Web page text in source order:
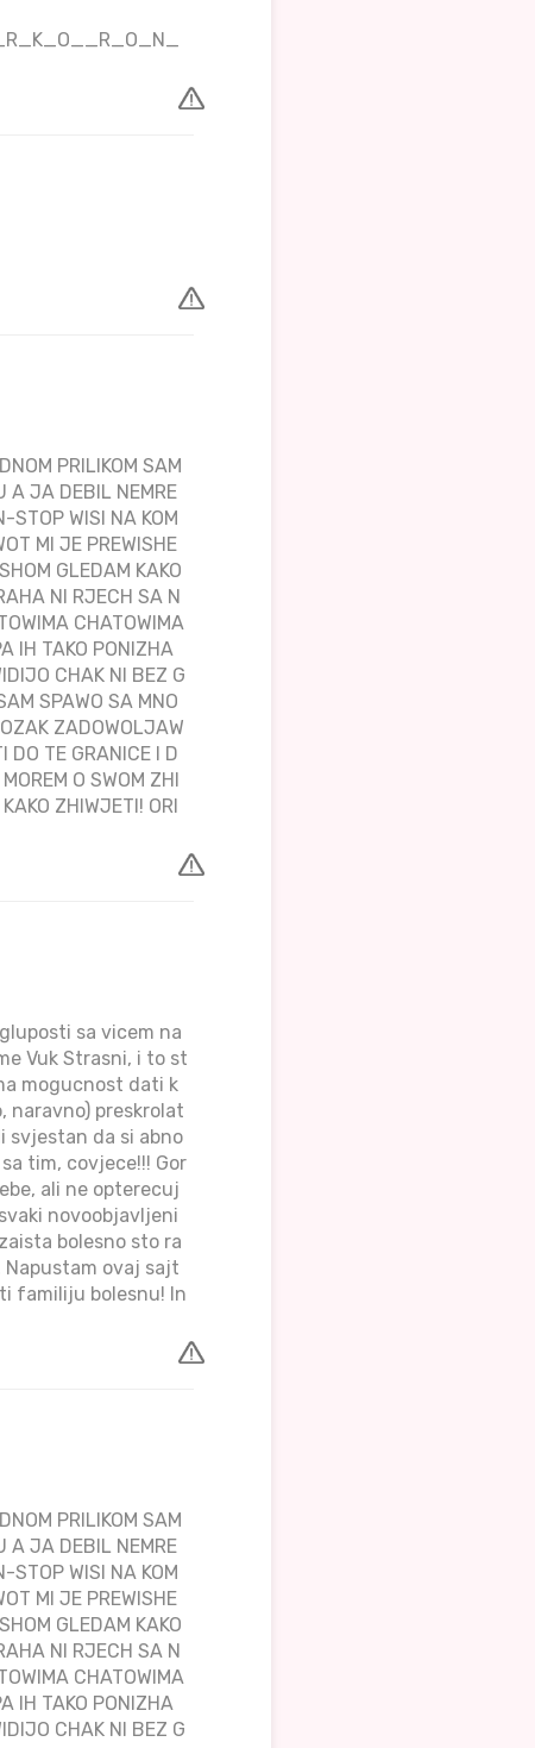
PRILIKOM SAM
A JA DEBIL NEMRE
WISI NA KOM
MI JE PREWISHE
GLEDAM KAKO
NI RJECH SA N
CHATOWIMA
IH TAKO PONIZHA
CHAK NI BEZ G
SPAWO SA MNO
ZADOWOLJAW
DO TE GRANICE I D
O SWOM ZHI
ZHIWJETI! ORI
sa vicem na
Vuk Strasni, i to st
mogucnost dati k
naravno) preskrolat
svjestan da si abno
tim, covjece!!! Gor
ali ne opterecuj
novoobjavljeni
bolesno sto ra
Napustam ovaj sajt
familiju bolesnu! In
PRILIKOM SAM
A JA DEBIL NEMRE
WISI NA KOM
MI JE PREWISHE
GLEDAM KAKO
NI RJECH SA N
CHATOWIMA
IH TAKO PONIZHA
CHAK NI BEZ G